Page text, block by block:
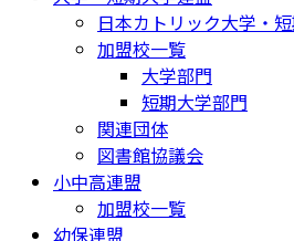
日本カトリック大学・
加盟校一覧
大学部門
短期大学部門
関連団体
図書館協議会
小中高連盟
加盟校一覧
幼保連盟